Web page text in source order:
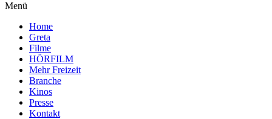
Menü
Home
Greta
Filme
HÖRFILM
Mehr Freizeit
Branche
Kinos
Presse
Kontakt